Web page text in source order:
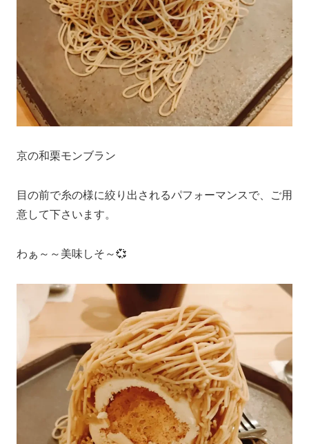
京の和栗モンブラン
目の前で糸の様に絞り出されるパフォーマンスで、ご用
意して下さいます。
わぁ～～美味しそ～💞